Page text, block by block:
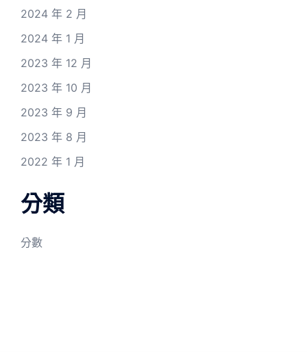
2024 年 2 月
2024 年 1 月
2023 年 12 月
2023 年 10 月
2023 年 9 月
2023 年 8 月
2022 年 1 月
分類
分數